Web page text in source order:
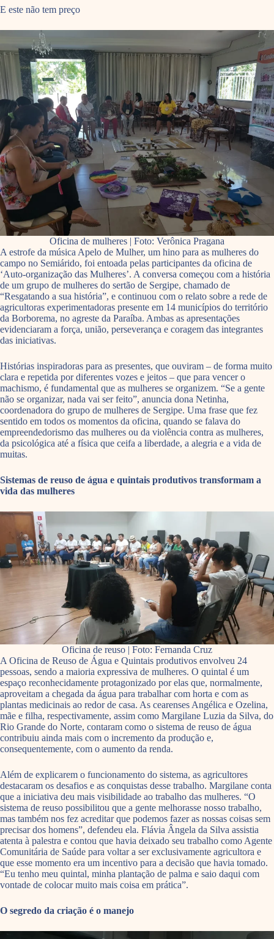
E este não tem preço
Oficina de mulheres | Foto: Verônica Pragana
A estrofe da música Apelo de Mulher, um hino para as mulheres do
campo no Semiárido, foi entoada pelas participantes da oficina de
‘Auto-organização das Mulheres’. A conversa começou com a história
de um grupo de mulheres do sertão de Sergipe, chamado de
“Resgatando a sua história”, e continuou com o relato sobre a rede de
agricultoras experimentadoras presente em 14 municípios do território
da Borborema, no agreste da Paraíba. Ambas as apresentações
evidenciaram a força, união, perseverança e coragem das integrantes
das iniciativas.
Histórias inspiradoras para as presentes, que ouviram – de forma muito
clara e repetida por diferentes vozes e jeitos – que para vencer o
machismo, é fundamental que as mulheres se organizem. “Se a gente
não se organizar, nada vai ser feito”, anuncia dona Netinha,
coordenadora do grupo de mulheres de Sergipe. Uma frase que fez
sentido em todos os momentos da oficina, quando se falava do
empreendedorismo das mulheres ou da violência contra as mulheres,
da psicológica até a física que ceifa a liberdade, a alegria e a vida de
muitas.
Sistemas de reuso de água e quintais produtivos transformam a
vida das mulheres
Oficina de reuso | Foto: Fernanda Cruz
A Oficina de Reuso de Água e Quintais produtivos envolveu 24
pessoas, sendo a maioria expressiva de mulheres. O quintal é um
espaço reconhecidamente protagonizado por elas que, normalmente,
aproveitam a chegada da água para trabalhar com horta e com as
plantas medicinais ao redor de casa. As cearenses Angélica e Ozelina,
mãe e filha, respectivamente, assim como Margilane Luzia da Silva, do
Rio Grande do Norte, contaram como o sistema de reuso de água
contribuiu ainda mais com o incremento da produção e,
consequentemente, com o aumento da renda.
Além de explicarem o funcionamento do sistema, as agricultores
destacaram os desafios e as conquistas desse trabalho. Margilane conta
que a iniciativa deu mais visibilidade ao trabalho das mulheres. “O
sistema de reuso possibilitou que a gente melhorasse nosso trabalho,
mas também nos fez acreditar que podemos fazer as nossas coisas sem
precisar dos homens”, defendeu ela. Flávia Ângela da Silva assistia
atenta à palestra e contou que havia deixado seu trabalho como Agente
Comunitária de Saúde para voltar a ser exclusivamente agricultora e
que esse momento era um incentivo para a decisão que havia tomado.
“Eu tenho meu quintal, minha plantação de palma e saio daqui com
vontade de colocar muito mais coisa em prática”.
O segredo da criação é o manejo